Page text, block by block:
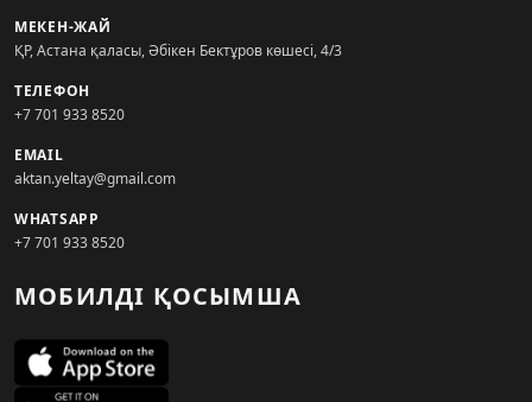
МЕКЕН-ЖАЙ
ҚР, Астана қаласы, Әбікен Бектұров көшесі, 4/3
ТЕЛЕФОН
+7 701 933 8520
EMAIL
aktan.yeltay@gmail.com
WHATSAPP
+7 701 933 8520
МОБИЛДІ ҚОСЫМША